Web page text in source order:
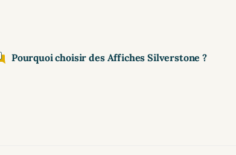
Pourquoi choisir des Affiches Silverstone ?